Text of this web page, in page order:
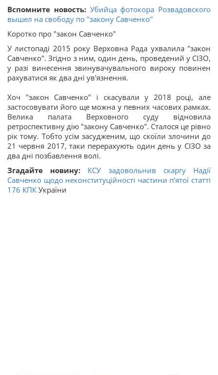
Вспомните новость: Убийца фотокора Розвадовского
вышел на свободу по ''закону Савченко''
Коротко про "закон Савченко"
У листопаді 2015 року Верховна Рада ухвалила "закон
Савченко". Згідно з ним, один день, проведений у СІЗО,
у разі винесення звинувачувального вироку повинен
рахуватися як два дні ув'язнення.
Хоч "закон Савченко" і скасували у 2018 році, але
застосовувати його ще можна у певних часових рамках.
Велика палата Верховного суду відновила
ретроспективну дію "закону Савченко". Сталося це рівно
рік тому. Тобто усім засудженим, що скоїли злочини до
21 червня 2017, таки перерахують один день у СІЗО за
два дні позбавлення волі.
Згадайте новину: КСУ задовольнив скаргу Надії
Савченко щодо неконституційності частини п’ятої статті
176 КПК України